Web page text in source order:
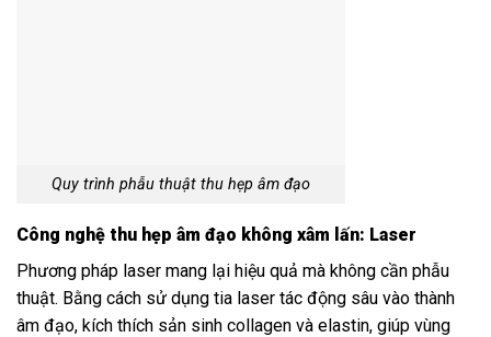
Quy trình phẫu thuật thu hẹp âm đạo
Công nghệ thu hẹp âm đạo không xâm lấn: Laser
Phương pháp laser mang lại hiệu quả mà không cần phẫu
thuật. Bằng cách sử dụng tia laser tác động sâu vào thành
âm đạo, kích thích sản sinh collagen và elastin, giúp vùng